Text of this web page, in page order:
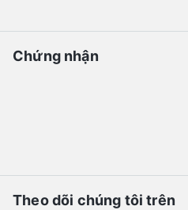
Chứng nhận
Theo dõi chúng tôi trên